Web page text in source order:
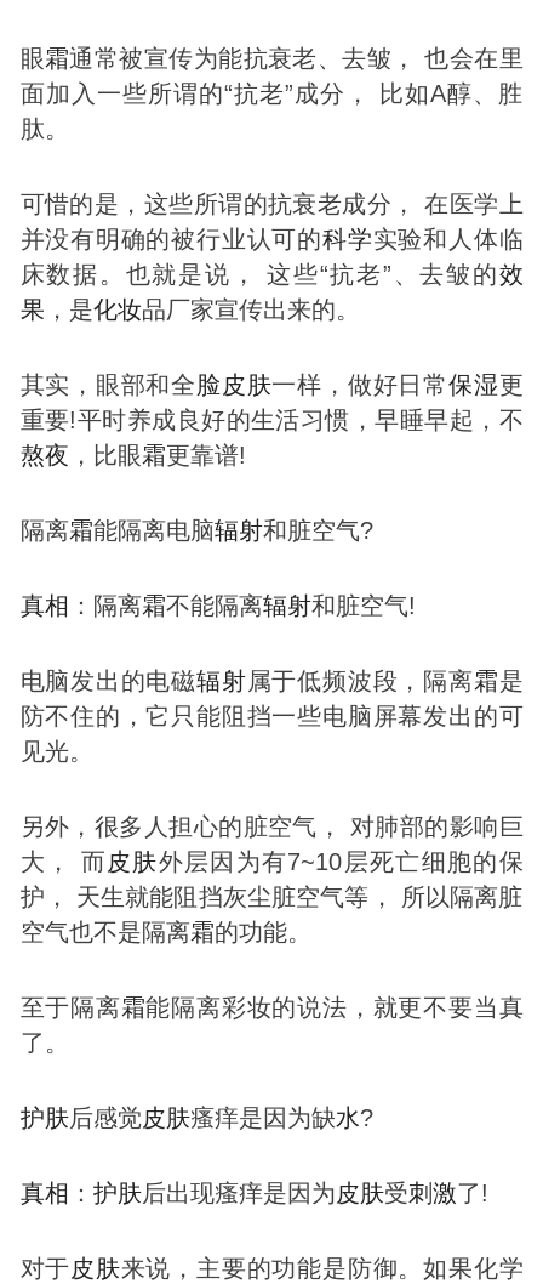
眼霜通常被宣传为能抗衰老、去皱， 也会在里
面加入一些所谓的“抗老”成分， 比如A醇、胜
肽。
可惜的是，这些所谓的抗衰老成分， 在医学上
并没有明确的被行业认可的科学实验和人体临
床数据。也就是说， 这些“抗老”、去皱的效
果 ，是化妆品厂家宣传出来的。
其实，眼部和全脸 皮肤一样，做好日常保湿更
重要!平时养成良好的生活习惯，早睡早起，不
熬夜 ，比眼霜更靠谱!
隔离霜能隔离电脑辐射和脏空气?
真相 ：隔离霜不能隔离辐射和脏空气!
电脑发出的电磁辐射属于低频波段，隔离霜是
防不住的，它只能阻挡一些电脑屏幕发出的可
见光。
另外，很多人担心的脏空气， 对肺部的影响巨
大， 而 皮肤外层因为有7~10层死亡细胞的保
护， 天生就能阻挡灰尘脏空气等， 所以隔离脏
空气也不是隔离霜的功能。
至于隔离霜能隔离彩妆的说法，就更不要当真
了。
护肤后感觉皮肤瘙痒是因为缺水?
真相 ： 护肤后出现瘙痒是因为皮肤受刺激了!
对于皮肤来说，主要的功能是防御。如果化学